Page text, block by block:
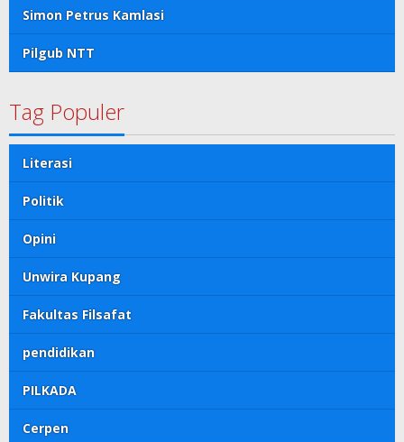
Simon Petrus Kamlasi
Pilgub NTT
Tag Populer
Literasi
Politik
Opini
Unwira Kupang
Fakultas Filsafat
pendidikan
PILKADA
Cerpen